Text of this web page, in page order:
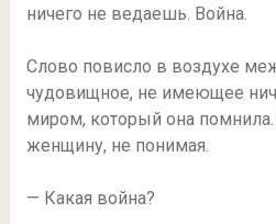
ничего не ведаешь. Война.
Слово повисло в воздухе
чудовищное, не имеющее
миром, который она помнила.
женщину, не понимая.
— Какая война?